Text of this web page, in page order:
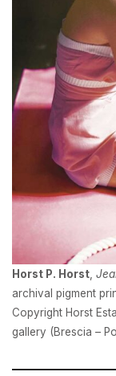
Horst P. Horst
archival pigment
Copyright Horst
gallery (Brescia –